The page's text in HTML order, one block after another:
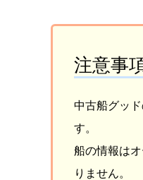
注意事
中古船グッ
す。
船の情報は
りません。